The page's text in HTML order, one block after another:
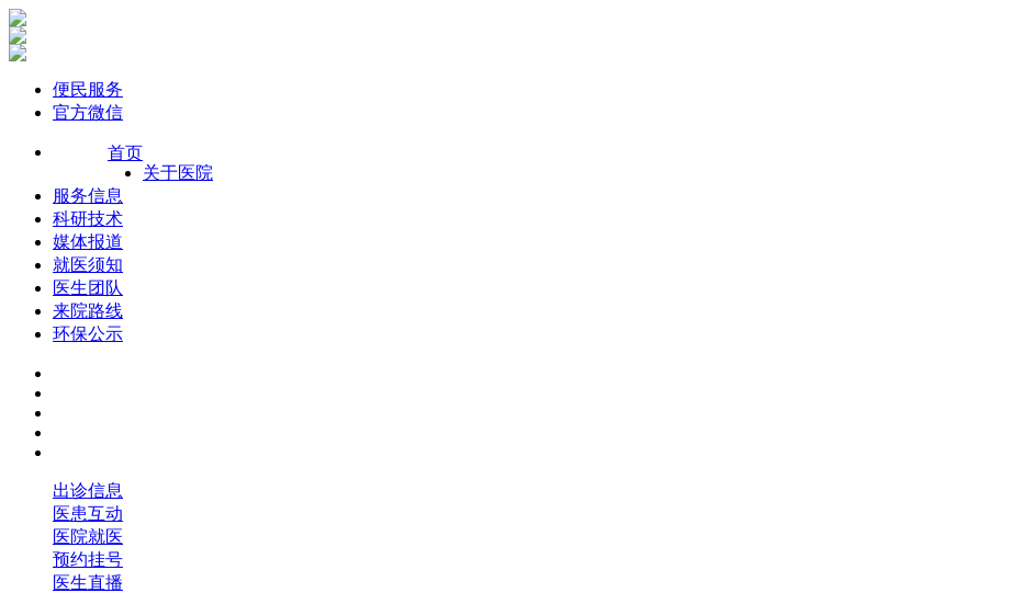
便民服务
官方微信
首页
关于医院
服务信息
科研技术
媒体报道
就医须知
医生团队
来院路线
环保公示
出诊信息
医患互动
医院就医
预约挂号
医生直播